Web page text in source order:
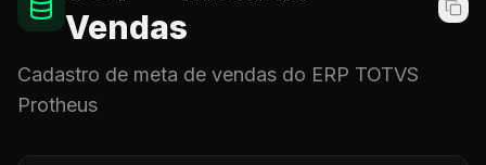
Vendas
Cadastro de meta de vendas do ERP TOTVS
Protheus